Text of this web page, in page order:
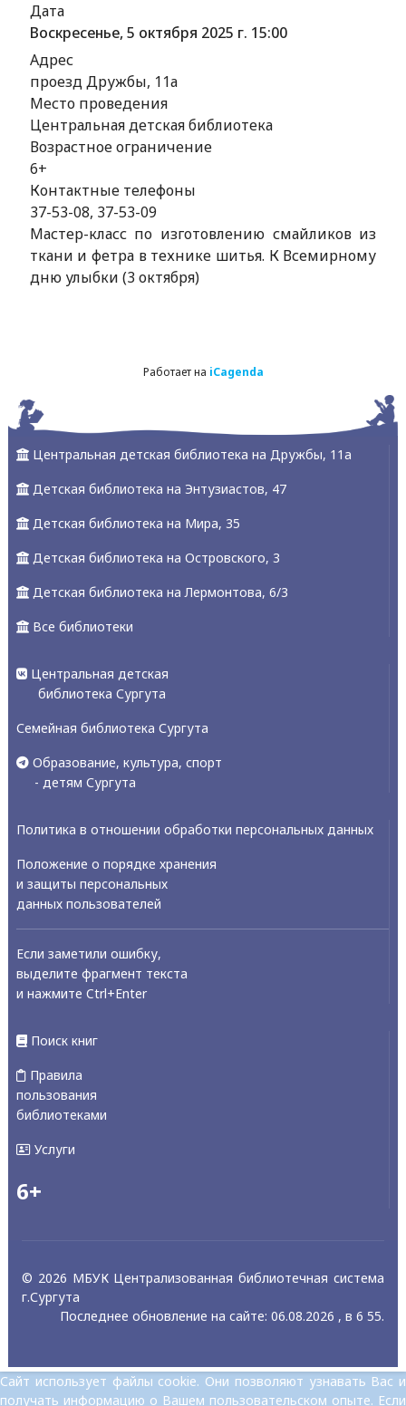
Дата
Воскресенье, 5 октября 2025 г. 15:00
Адрес
проезд Дружбы, 11а
Место проведения
Центральная детская библиотека
Возрастное ограничение
6+
Контактные телефоны
37-53-08, 37-53-09
Мастер-класс по изготовлению смайликов из
ткани и фетра в технике шитья. К Всемирному
дню улыбки (3 октября)
Работает на iCagenda
Центральная детская библиотека на Дружбы, 11а
Детская библиотека на Энтузиастов, 47
Детская библиотека на Мира, 35
Детская библиотека на Островского, 3
Детская библиотека на Лермонтова, 6/3
Все библиотеки
Центральная детская
библиотека Сургута
Семейная библиотека Сургута
Образование, культура, спорт
- детям Сургута
Политика в отношении обработки персональных данных
Положение о порядке хранения
и защиты персональных
данных пользователей
Если заметили ошибку,
выделите фрагмент текста
и нажмите Ctrl+Enter
Поиск книг
Правила
пользования
библиотеками
Услуги
6+
© 2026 МБУК Централизованная библиотечная система
г.Сургута
Последнее обновление на сайте: 06.08.2026 , в 6 55.
Сайт использует файлы cookie. Они позволяют узнавать Вас и
получать информацию о Вашем пользовательском опыте. Если